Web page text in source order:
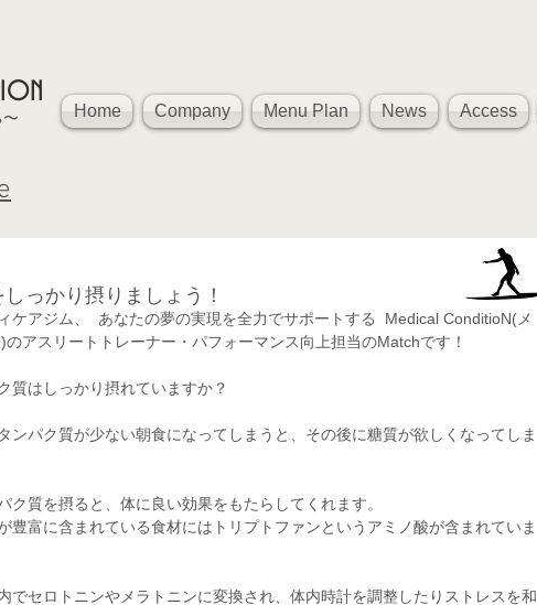
Home Company Menu Plan News Access
っかり摂りましょう！
ケアジム、  あなたの夢の実現を全力でサポートする  Medical ConditioN(メ
アスリートトレーナー・パフォーマンス向上担当のMatchです！
質はしっかり摂れていますか？
ンパク質が少ない朝食になってしまうと、その後に糖質が欲しくなってしま
ク質を摂ると、体に良い効果をもたらしてくれます。
豊富に含まれている食材にはトリプトファンというアミノ酸が含まれていま
でセロトニンやメラトニンに変換され、体内時計を調整したりストレスを和